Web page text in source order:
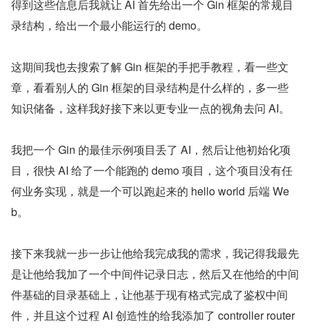
一个是 CRUD 需求，也就是我提的各种业务需求；
y，以及生成 HAproxy 的配置。
得到这些信息后我就让 AI 首先给出一个 Gin 框架的常规目
这期间我也去搜索了解 Gin 框架的手把手教程，看一些文
章，看看别人的 Gin 框架的目录结构是什么样的，多一些
我把一个 Gin 的最佳示例项目丢了 AI，然后让他初始化项
目，很快 AI 给了一个能跑的 demo 项目，这个项目没有任
何业务实现，就是一个可以跑起来的 hello world 后端 We
b。